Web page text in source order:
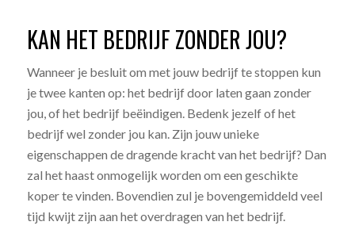
KAN HET BEDRIJF ZONDER JOU?
Wanneer je besluit om met jouw bedrijf te stoppen kun
je twee kanten op: het bedrijf door laten gaan zonder
jou, of het bedrijf beëindigen. Bedenk jezelf of het
bedrijf wel zonder jou kan. Zijn jouw unieke
eigenschappen de dragende kracht van het bedrijf? Dan
zal het haast onmogelijk worden om een geschikte
koper te vinden. Bovendien zul je bovengemiddeld veel
tijd kwijt zijn aan het overdragen van het bedrijf.